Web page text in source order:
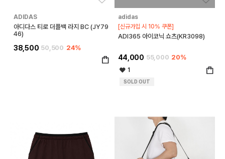
ADIDAS
아디다스 티로 더플백 라지 BC (JY79
46)
38,500 50,500 24%
adidas
[신규가입 시 10% 쿠폰]
ADI365 아이코닉 쇼츠(KR3098)
44,000 55,000 20%
1
SOLD OUT